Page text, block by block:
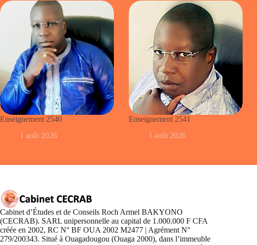
Enseignement 2540
1 août 2026
Enseignement 2541
1 août 2026
Cabinet d’Études et de Conseils Roch Armel BAKYONO
(CECRAB). SARL unipersonnelle au capital de 1.000.000 F CFA
créée en 2002, RC N° BF OUA 2002 M2477 | Agrément N°
279/200343. Situé à Ouagadougou (Ouaga 2000), dans l’immeuble